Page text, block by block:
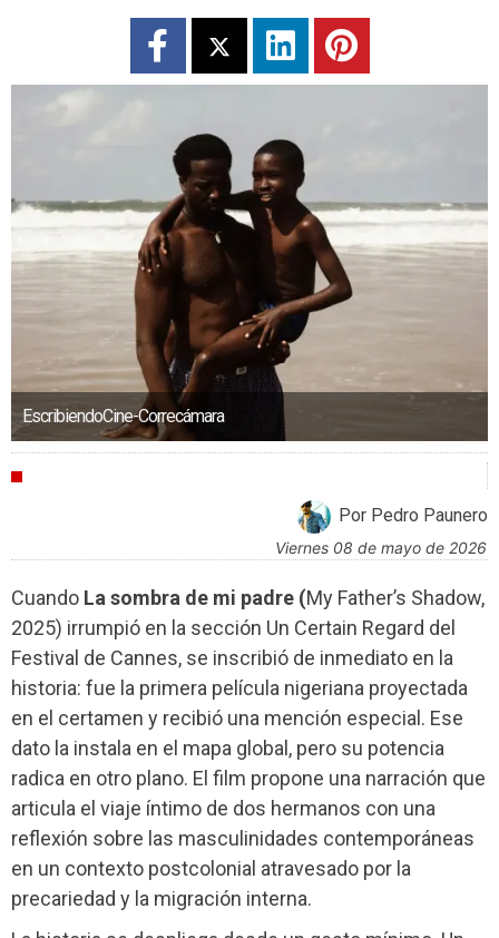
EscribiendoCine-Correcámara
Por Pedro Paunero
viernes 08 de mayo de 2026
Cuando La sombra de mi padre (My Father’s Shadow,
2025) irrumpió en la sección Un Certain Regard del
Festival de Cannes, se inscribió de inmediato en la
historia: fue la primera película nigeriana proyectada
en el certamen y recibió una mención especial. Ese
dato la instala en el mapa global, pero su potencia
radica en otro plano. El film propone una narración que
articula el viaje íntimo de dos hermanos con una
reflexión sobre las masculinidades contemporáneas
en un contexto postcolonial atravesado por la
precariedad y la migración interna.